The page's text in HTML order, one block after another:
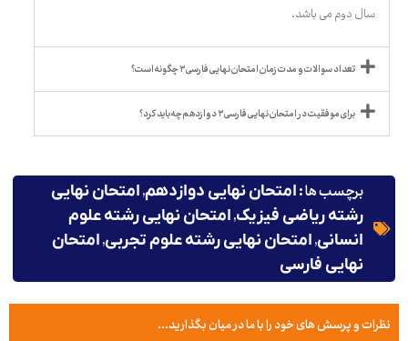
سال دوم می باشد.
تعداد سوالات و مدت زمان امتحان نهایی فارسی ۳ چگونه است؟
برای موفقیت در امتحان نهایی فارسی ۳ دوازدهم چه باید کرد؟
برچسب ها :امتحان نهایی دوازدهم,امتحان نهایی
رشته ریاضی فیزیک,امتحان نهایی رشته علوم
انسانی,امتحان نهایی رشته علوم تجربی,امتحان
نهایی فارسی
نظرات و پرسش های خود را با ما در میان بگذارید...